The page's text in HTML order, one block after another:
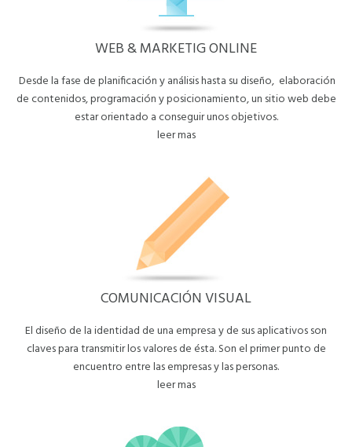
WEB & MARKETIG ONLINE
Desde la fase de planificación y análisis hasta su diseño, elaboración
de contenidos, programación y posicionamiento, un sitio web debe
estar orientado a conseguir unos objetivos.
leer mas
COMUNICACIÓN VISUAL
El diseño de la identidad de una empresa y de sus aplicativos son
claves para transmitir los valores de ésta. Son el primer punto de
encuentro entre las empresas y las personas.
leer mas